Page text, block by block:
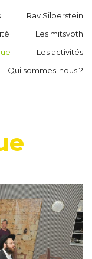
Rav Silberstein
Les mitsvoth
Les activités
Qui sommes-nous ?